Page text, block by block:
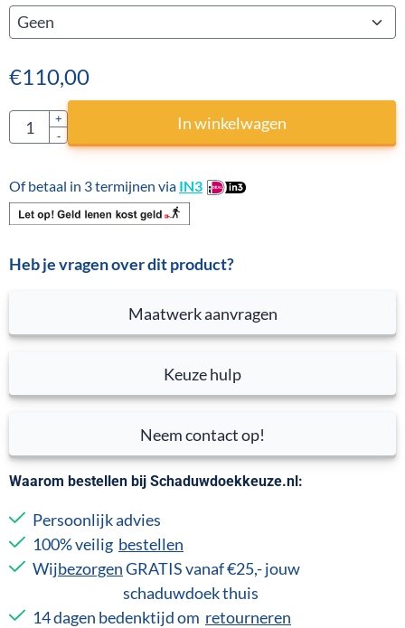
€110,00
Aantal
+
-
In winkelwagen
Of betaal in 3 termijnen via IN3
Heb je vragen over dit product?
Neem contact op!
Keuze hulp
Maatwerk aanvragen
Waarom bestellen bij Schaduwdoekkeuze.nl:
Persoonlijk advies
100% veilig bestellen
WijbezorgenGRATIS vanaf €25,- jouw
schaduwdoek thuis
14 dagen bedenktijd om retourneren